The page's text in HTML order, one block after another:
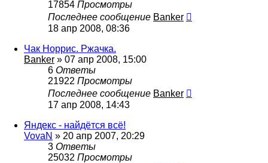
17854 Просмотры
Последнее сообщение Banker
18 апр 2008, 08:36
Чак Норрис. Ржачка.
Banker » 07 апр 2008, 15:00
6 Ответы
21922 Просмотры
Последнее сообщение Banker
17 апр 2008, 14:43
Яндекс - найдётся всё!
VovaN » 20 апр 2007, 20:29
3 Ответы
25032 Просмотры